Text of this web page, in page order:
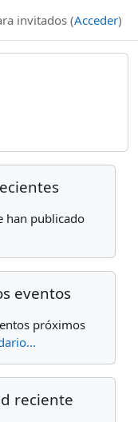
invitados (Acceder)
han publicado
eventos
eventos
próximos
reciente
reciente